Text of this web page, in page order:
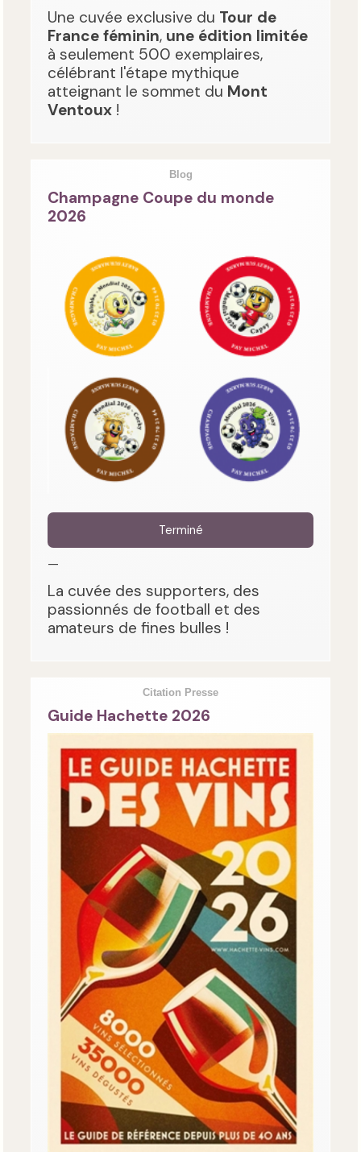
Une cuvée exclusive du Tour de
France féminin, une édition limitée
à seulement 500 exemplaires,
célébrant l'étape mythique
atteignant le sommet du Mont
Ventoux !
Blog
Champagne Coupe du monde
2026
Terminé
—
La cuvée des supporters, des
passionnés de football et des
amateurs de fines bulles !
Citation Presse
Guide Hachette 2026